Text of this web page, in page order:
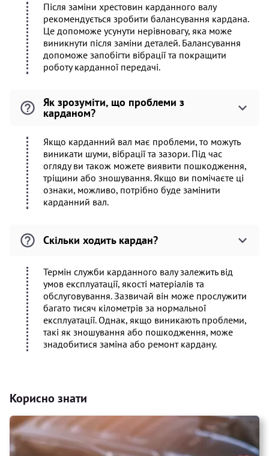
Після заміни хрестовин карданного валу
рекомендується зробити балансування кардана.
Це допоможе усунути нерівновагу, яка може
виникнути після заміни деталей. Балансування
допоможе запобігти вібрації та покращити
роботу карданної передачі.
Як зрозуміти, що проблеми з
карданом?
Якщо карданний вал має проблеми, то можуть
виникати шуми, вібрації та зазори. Під час
огляду ви також можете виявити пошкодження,
тріщини або зношування. Якщо ви помічаєте ці
ознаки, можливо, потрібно буде замінити
карданний вал.
Скільки ходить кардан?
Термін служби карданного валу залежить від
умов експлуатації, якості матеріалів та
обслуговування. Зазвичай він може прослужити
багато тисяч кілометрів за нормальної
експлуатації. Однак, якщо виникають проблеми,
такі як зношування або пошкодження, може
знадобитися заміна або ремонт кардану.
Корисно знати